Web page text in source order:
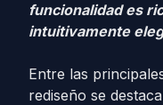
funcionalidad es
intuitivamente
Entre las
rediseño se